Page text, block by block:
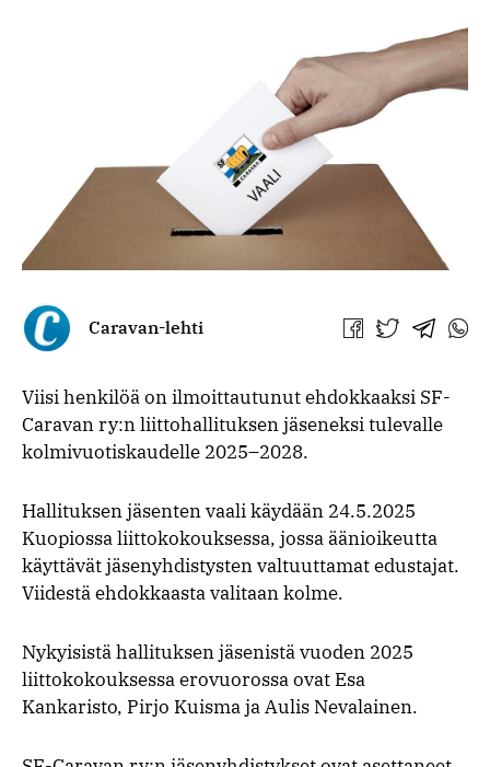
Caravan-lehti
Jaa Jaa Jaa Jaa
Viisi henkilöä on ilmoittautunut ehdokkaaksi SF-
Caravan ry:n liittohallituksen jäseneksi tulevalle
kolmivuotiskaudelle 2025–2028.
Hallituksen jäsenten vaali käydään 24.5.2025
Kuopiossa liittokokouksessa, jossa äänioikeutta
käyttävät jäsenyhdistysten valtuuttamat edustajat.
Viidestä ehdokkaasta valitaan kolme.
Nykyisistä hallituksen jäsenistä vuoden 2025
liittokokouksessa erovuorossa ovat Esa
Kankaristo, Pirjo Kuisma ja Aulis Nevalainen.